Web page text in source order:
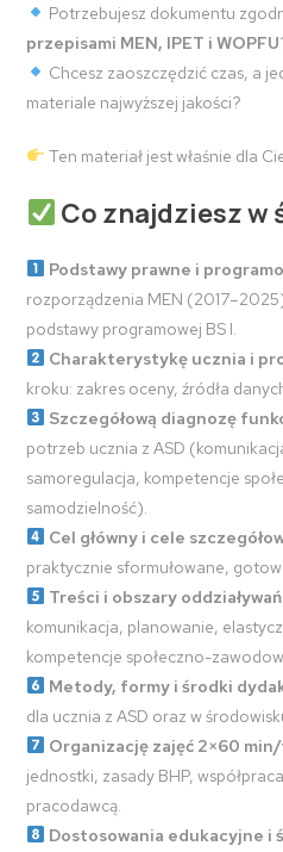
Potrzebujesz dokumentu
przepisami MEN, IPET i WOPFU
Chcesz zaoszczędzić czas, a
materiale najwyższej jakości?
Ten materiał jest właśnie dla
Co znajdziesz w
Podstawy prawne i
rozporządzenia MEN
podstawy programowej BS I.
Charakterystykę ucznia i
kroku: zakres oceny, źródła
Szczegółową diagnozę
potrzeb ucznia z ASD
samoregulacja, kompetencje
samodzielność).
Cel główny i cele
praktycznie sformułowane,
Treści i obszary oddziaływań
komunikacja, planowanie,
kompetencje społeczno-
Metody, formy i środki
dla ucznia z ASD oraz w
Organizację zajęć 2×60
jednostki, zasady BHP,
pracodawcą.
Dostosowania edukacyjne i